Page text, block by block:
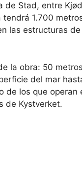
de Stad, entre
1.700
las estructuras
la obra: 50
del mar
de los que operan
de Kystverket.